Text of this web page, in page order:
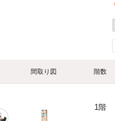
間取り図 階数
1階